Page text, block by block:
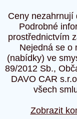
Ceny nezahrnují
Podrobné
prostřednictvím
Nejedná se o
(nabídky) ve
89/2012 Sb.,
DAVO CAR
všech
Zobrazit